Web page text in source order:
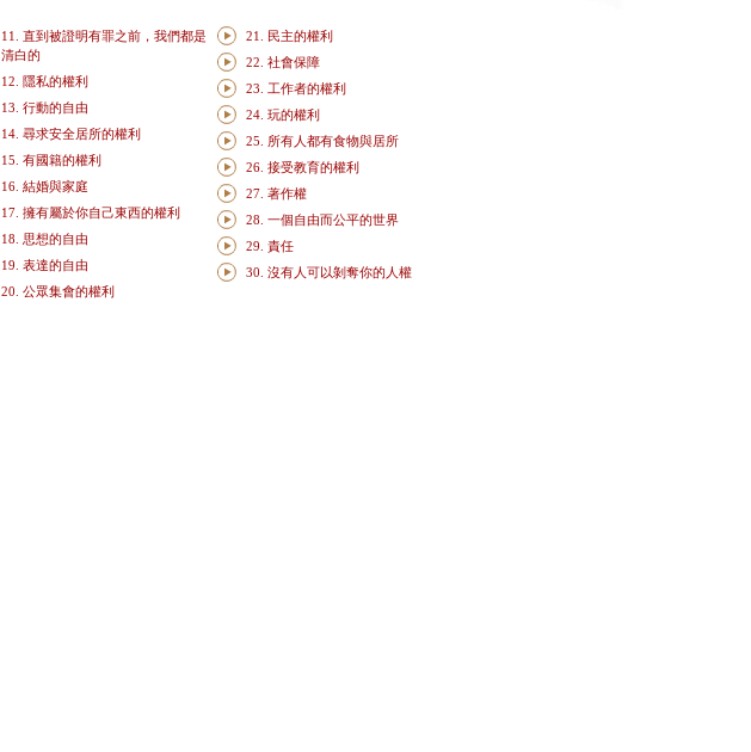
11. 直到被證明有罪之前，我們都是
清白的
12. 隱私的權利
13. 行動的自由
14. 尋求安全居所的權利
15. 有國籍的權利
16. 結婚與家庭
17. 擁有屬於你自己東西的權利
18. 思想的自由
19. 表達的自由
20. 公眾集會的權利
21. 民主的權利
22. 社會保障
23. 工作者的權利
24. 玩的權利
25. 所有人都有食物與居所
26. 接受教育的權利
27. 著作權
28. 一個自由而公平的世界
29. 責任
30. 沒有人可以剝奪你的人權